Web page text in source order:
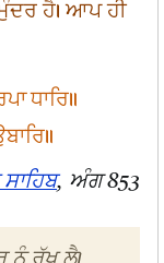
ਹੈ। ਆਪ ਹੀ
ਧਾਰਿ॥
, ਅੰਗ 853